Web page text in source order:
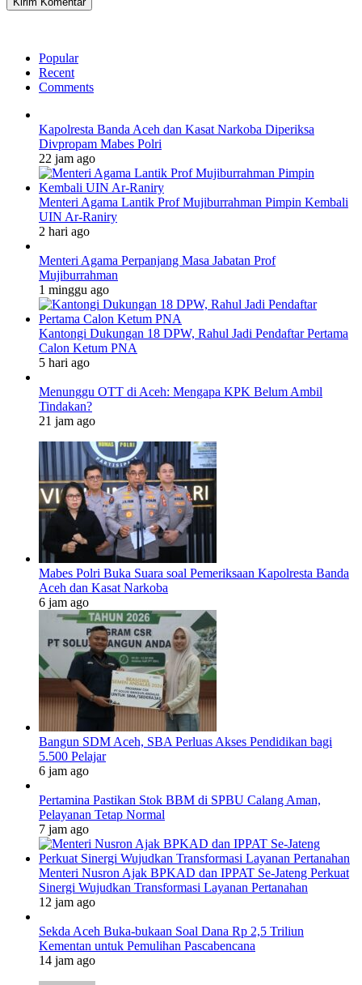
Popular
Recent
Comments
Kapolresta Banda Aceh dan Kasat Narkoba Diperiksa
Divpropam Mabes Polri
22 jam ago
Menteri Agama Lantik Prof Mujiburrahman Pimpin Kembali
UIN Ar-Raniry
2 hari ago
Menteri Agama Perpanjang Masa Jabatan Prof
Mujiburrahman
1 minggu ago
Kantongi Dukungan 18 DPW, Rahul Jadi Pendaftar Pertama
Calon Ketum PNA
5 hari ago
Menunggu OTT di Aceh: Mengapa KPK Belum Ambil
Tindakan?
21 jam ago
Mabes Polri Buka Suara soal Pemeriksaan Kapolresta Banda
Aceh dan Kasat Narkoba
6 jam ago
Bangun SDM Aceh, SBA Perluas Akses Pendidikan bagi
5.500 Pelajar
6 jam ago
Pertamina Pastikan Stok BBM di SPBU Calang Aman,
Pelayanan Tetap Normal
7 jam ago
Menteri Nusron Ajak BPKAD dan IPPAT Se-Jateng Perkuat
Sinergi Wujudkan Transformasi Layanan Pertanahan
12 jam ago
Sekda Aceh Buka-bukaan Soal Dana Rp 2,5 Triliun
Kementan untuk Pemulihan Pascabencana
14 jam ago